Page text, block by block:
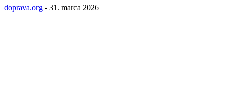
doprava.org - 31. marca 2026